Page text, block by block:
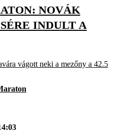
NOVÁK
INDULT A
vágott neki a mezőny a 42.5